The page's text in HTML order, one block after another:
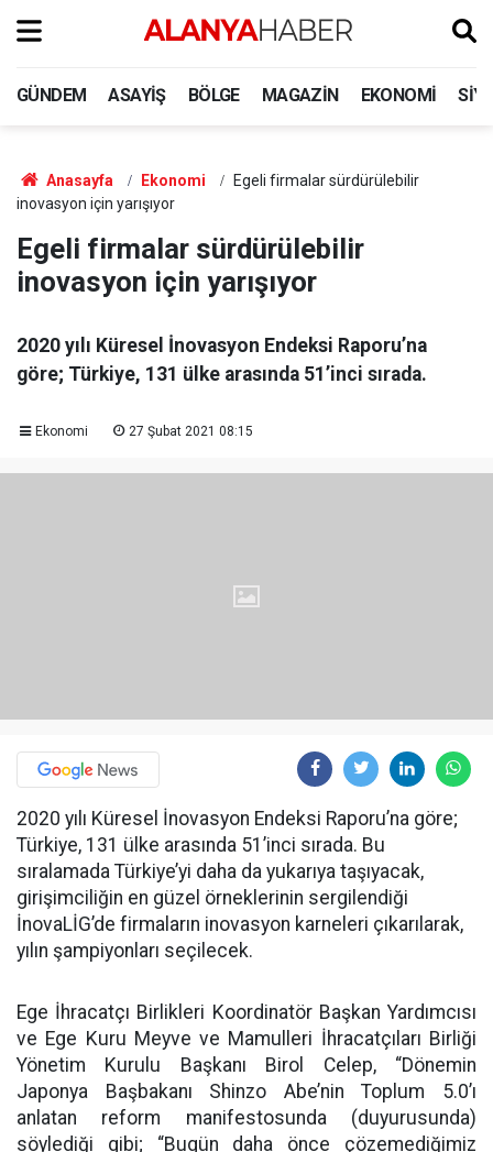
GÜNDEM ASAYIŞ BÖLGE MAGAZIN EKONOMI
Anasayfa Ekonomi
Egeli firmalar sürdürülebilir
inovasyon için yarışıyor
Egeli firmalar sürdürülebilir
inovasyon için yarışıyor
2020 yılı Küresel İnovasyon Endeksi Raporu’na
göre; Türkiye, 131 ülke arasında 51’inci sırada.
Ekonomi 27 Şubat 2021 08:15
2020 yılı Küresel İnovasyon Endeksi Raporu’na göre;
Türkiye, 131 ülke arasında 51’inci sırada. Bu
sıralamada Türkiye’yi daha da yukarıya taşıyacak,
girişimciliğin en güzel örneklerinin sergilendiği
İnovaLİG’de firmaların inovasyon karneleri çıkarılarak,
yılın şampiyonları seçilecek.
Ege İhracatçı Birlikleri Koordinatör Başkan Yardımcısı
ve Ege Kuru Meyve ve Mamulleri İhracatçıları Birliği
Yönetim Kurulu Başkanı Birol Celep, “Dönemin
Japonya Başbakanı Shinzo Abe’nin Toplum 5.0’ı
anlatan reform manifestosunda (duyurusunda)
söylediği gibi; “Bugün daha önce çözemediğimiz